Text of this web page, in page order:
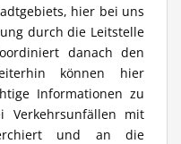
hier bei uns
durch die Leitstelle
danach den
können hier
Informationen zu
Verkehrsunfällen mit
und an die